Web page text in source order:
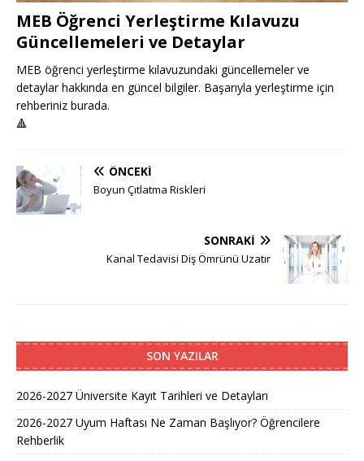
MEB Öğrenci Yerleştirme Kılavuzu
Güncellemeleri ve Detaylar
MEB öğrenci yerleştirme kılavuzundaki güncellemeler ve
detaylar hakkında en güncel bilgiler. Başarıyla yerleştirme için
rehberiniz burada.
🔺
ÖNCEKI
Boyun Çıtlatma Riskleri
SONRAKI
Kanal Tedavisi Diş Ömrünü Uzatır
SON YAZILAR
2026-2027 Üniversite Kayıt Tarihleri ve Detayları
2026-2027 Uyum Haftası Ne Zaman Başlıyor? Öğrencilere
Rehberlik